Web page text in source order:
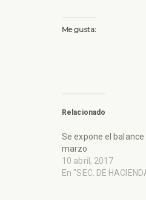
Me gusta:
Relacionado
Se expone el
marzo
10 abril, 2017
En "SEC. DE